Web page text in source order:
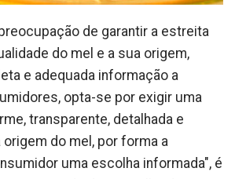
de garantir a estreita
do mel e a sua origem,
e adequada informação a
opta-se por exigir uma
transparente, detalhada e
do mel, por forma a
uma escolha informada", é